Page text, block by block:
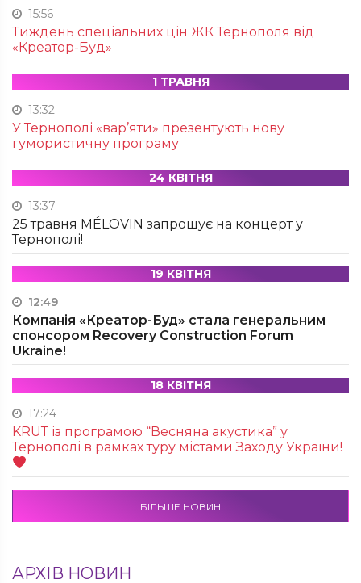
15:56
Тиждень спеціальних цін ЖК Тернополя від
«Креатор-Буд»
1 ТРАВНЯ
13:32
У Тернополі «вар’яти» презентують нову
гумористичну програму
24 КВІТНЯ
13:37
25 травня MÉLOVIN запрошує на концерт у
Тернополі!
19 КВІТНЯ
12:49
Компанія «Креатор-Буд» стала генеральним
спонсором Recovery Construction Forum
Ukraine!
18 КВІТНЯ
17:24
KRUТ із програмою “Весняна акустика” у
Тернополі в рамках туру містами Заходу України!
БІЛЬШЕ НОВИН
АРХІВ НОВИН